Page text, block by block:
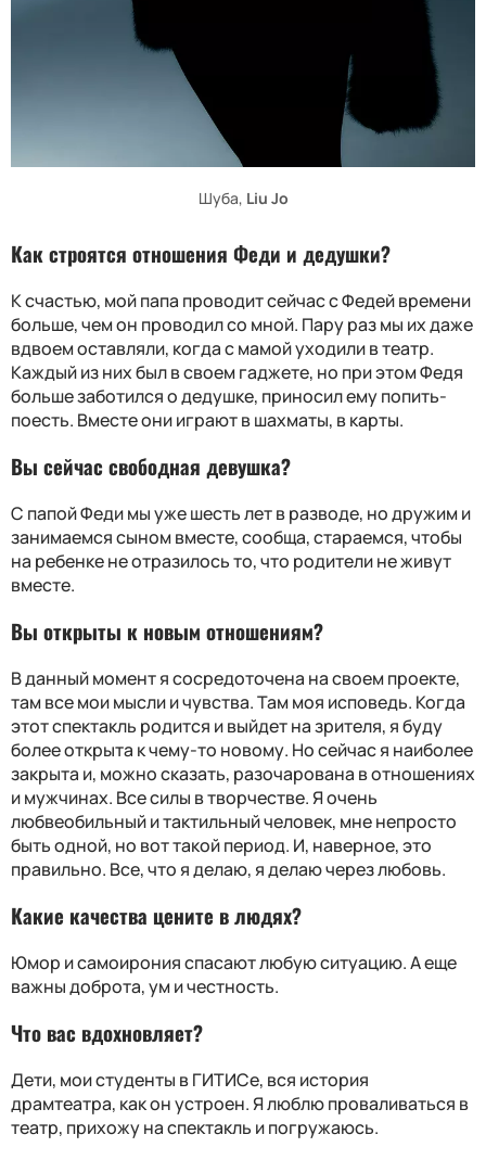
Шуба, Liu Jo
Как строятся отношения Феди и дедушки?
К счастью, мой папа проводит сейчас с Федей времени
больше, чем он проводил со мной. Пару раз мы их даже
вдвоем оставляли, когда с мамой уходили в театр.
Каждый из них был в своем гаджете, но при этом Федя
больше заботился о дедушке, приносил ему попить-
поесть. Вместе они играют в шахматы, в карты.
Вы сейчас свободная девушка?
С папой Феди мы уже шесть лет в разводе, но дружим и
занимаемся сыном вместе, сообща, стараемся, чтобы
на ребенке не отразилось то, что родители не живут
вместе.
Вы открыты к новым отношениям?
В данный момент я сосредоточена на своем проекте,
там все мои мысли и чувства. Там моя исповедь. Когда
этот спектакль родится и выйдет на зрителя, я буду
более открыта к чему-то новому. Но сейчас я наиболее
закрыта и, можно сказать, разочарована в отношениях
и мужчинах. Все силы в творчестве. Я очень
любвеобильный и тактильный человек, мне непросто
быть одной, но вот такой период. И, наверное, это
правильно. Все, что я делаю, я делаю через любовь.
Какие качества цените в людях?
Юмор и самоирония спасают любую ситуацию. А еще
важны доброта, ум и честность.
Что вас вдохновляет?
Дети, мои студенты в ГИТИСе, вся история
драмтеатра, как он устроен. Я люблю проваливаться в
театр, прихожу на спектакль и погружаюсь.